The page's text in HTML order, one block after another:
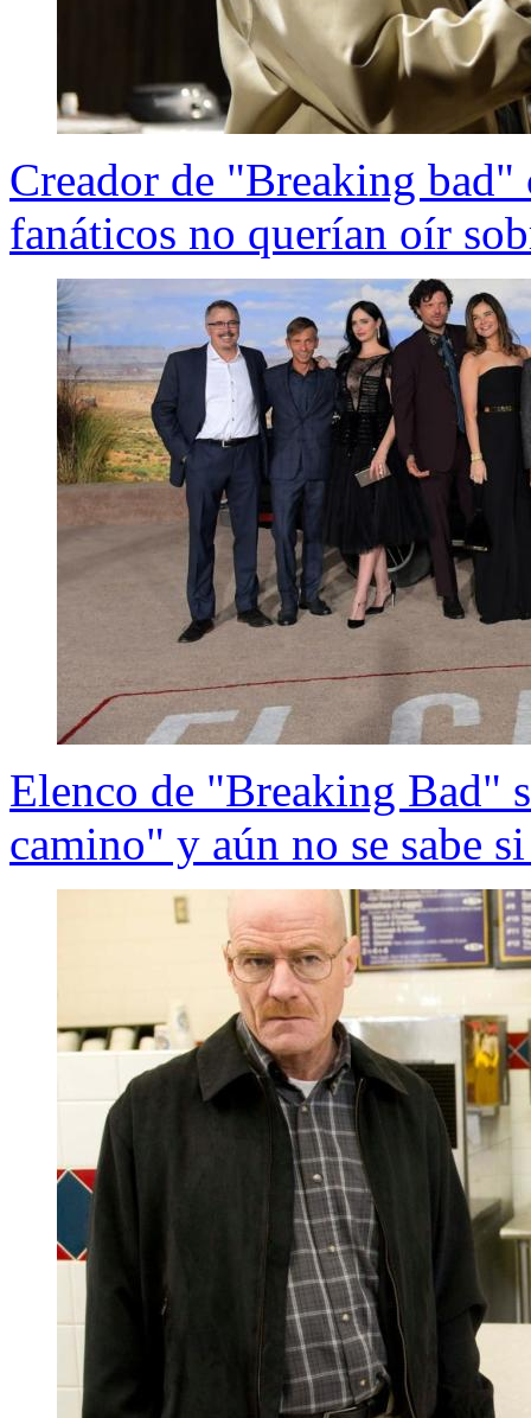
Creador de "Breaking
fanáticos no querían oír
Elenco de "Breaking Bad"
camino" y aún no se sabe